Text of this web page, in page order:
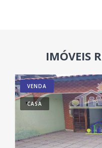
IMÓVEIS
VENDA
CASA